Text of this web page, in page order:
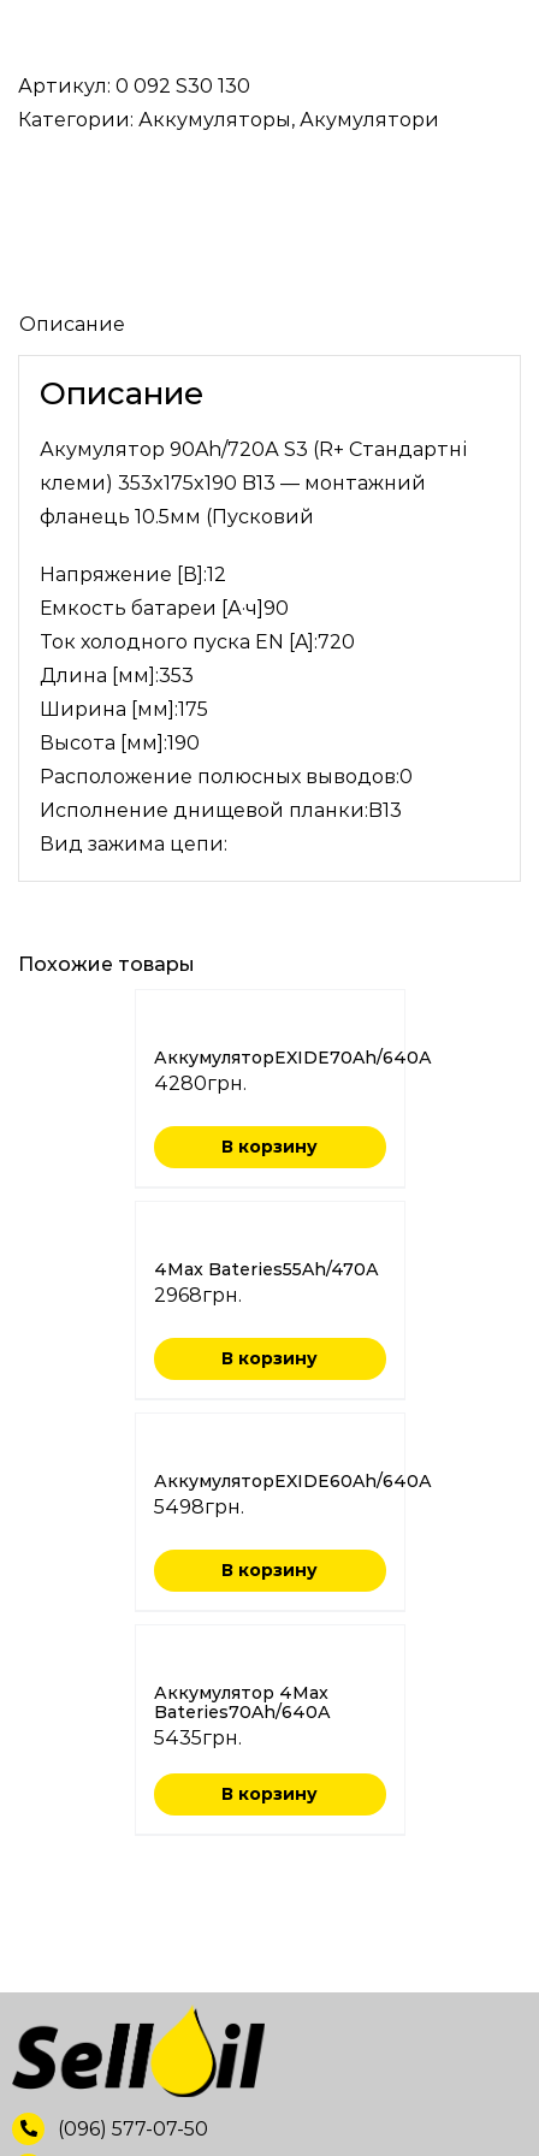
Bosch90Ah/720А
Артикул: 0 092 S30 130
Категории: Аккумуляторы, Акумулятори
Описание
Описание
Акумулятор 90Ah/720А S3 (R+ Стандартні
клеми) 353x175x190 B13 — монтажний
фланець 10.5мм (Пусковий
Напряжение [В]:12
Емкость батареи [А·ч]90
Ток холодного пуска EN [A]:720
Длина [мм]:353
Ширина [мм]:175
Высота [мм]:190
Расположение полюсных выводов:0
Исполнение днищевой планки:B13
Вид зажима цепи:
Похожие товары
АккумуляторEXIDE70Ah/640А
4280грн.
В корзину
4Max Bateries55Ah/470А
2968грн.
В корзину
АккумуляторEXIDE60Ah/640А
5498грн.
В корзину
Аккумулятор 4Max
Bateries70Ah/640А
5435грн.
В корзину
(096) 577-07-50